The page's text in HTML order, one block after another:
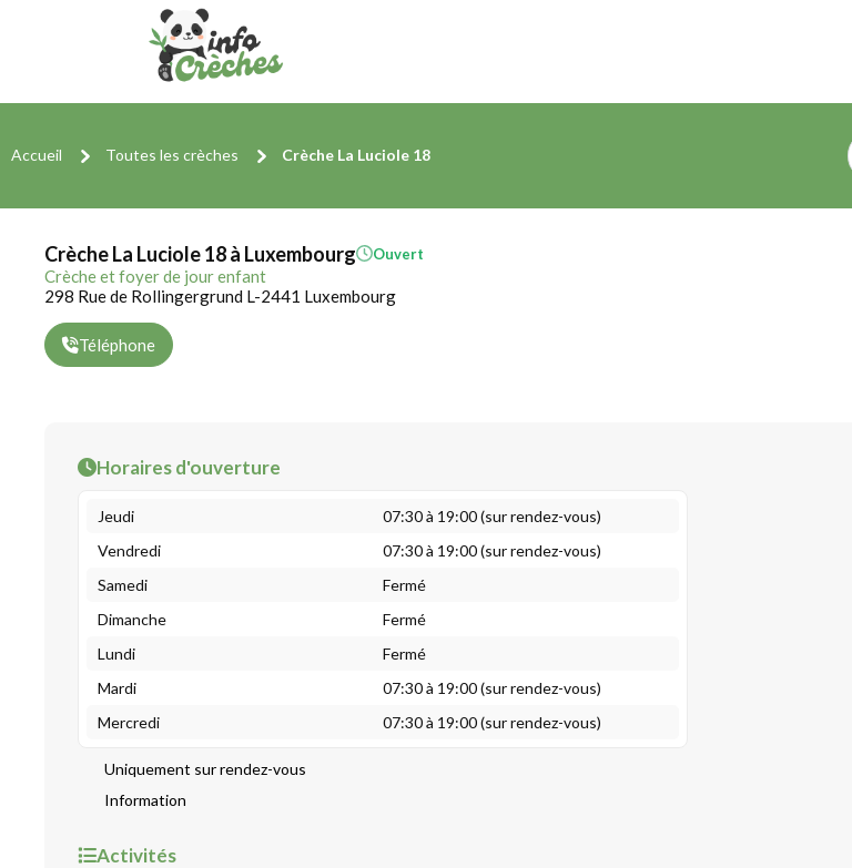
Accueil Toutes les crèches Crèche La Luciole 18
Crèche La Luciole 18 à Luxembourg Ouvert
Crèche et foyer de jour enfant
298 Rue de Rollingergrund L-2441 Luxembourg
Téléphone
Horaires d'ouverture
Jeudi
07:30 à 19:00 (sur rendez-vous)
Vendredi
07:30 à 19:00 (sur rendez-vous)
Samedi
Fermé
Dimanche
Fermé
Lundi
Fermé
Mardi
07:30 à 19:00 (sur rendez-vous)
Mercredi
07:30 à 19:00 (sur rendez-vous)
Uniquement sur rendez-vous
Information
Activités